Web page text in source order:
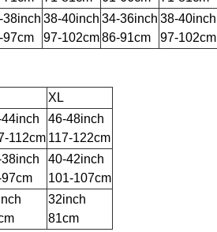
38inch
97cm
38-40inch
97-102cm
34-36inch
86-91cm
38-40inch
97-102cm
XL
112cm
46-48inch
117-122cm
40-42inch
101-107cm
32inch
81cm